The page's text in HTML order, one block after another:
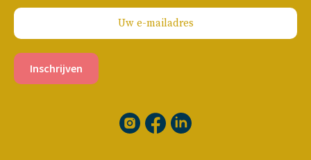
Inschrijven